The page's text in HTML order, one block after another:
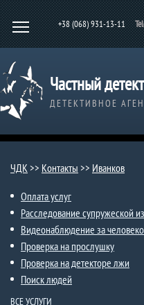
+38 (068) 931-13-11
Частный
ДЕТЕКТИВНОЕ
ЧДК>> Контакты >> Иванков
Оплата услуг
Расследование супружеской
Видеонаблюдение за
Проверка на прослушку
Проверка на детекторе лжи
Поиск людей
ВСЕ УСЛУГИ